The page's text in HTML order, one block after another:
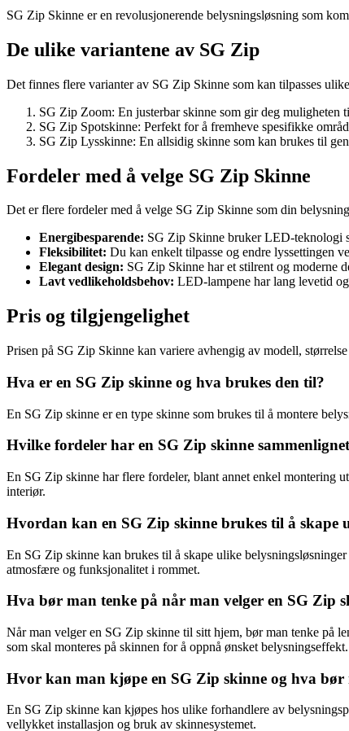
SG Zip Skinne er en revolusjonerende belysningsløsning som
De ulike variantene av SG Zip
Det finnes flere varianter av SG Zip Skinne som kan tilpasses
SG Zip Zoom: En justerbar skinne som gir deg muligheten
SG Zip Spotskinne: Perfekt for å fremheve spesifikke
SG Zip Lysskinne: En allsidig skinne som kan brukes til
Fordeler med å velge SG Zip Skinne
Det er flere fordeler med å velge SG Zip Skinne som din
Energibesparende: SG Zip Skinne bruker LED-teknologi
Fleksibilitet: Du kan enkelt tilpasse og endre lyssettingen
Elegant design: SG Zip Skinne har et stilrent og moderne
Lavt vedlikeholdsbehov: LED-lampene har lang levetid
Pris og tilgjengelighet
Prisen på SG Zip Skinne kan variere avhengig av modell,
Hva er en SG Zip skinne og hva brukes den til?
En SG Zip skinne er en type skinne som brukes til å montere
Hvilke fordeler har en SG Zip skinne
En SG Zip skinne har flere fordeler, blant annet enkel montering
interiør.
Hvordan kan en SG Zip skinne brukes til å skape
En SG Zip skinne kan brukes til å skape ulike
atmosfære og funksjonalitet i rommet.
Hva bør man tenke på når man velger en SG Zip
Når man velger en SG Zip skinne til sitt hjem, bør man tenke på
som skal monteres på skinnen for å oppnå ønsket belysningseffekt.
Hvor kan man kjøpe en SG Zip skinne og hva
En SG Zip skinne kan kjøpes hos ulike forhandlere av
vellykket installasjon og bruk av skinnesystemet.